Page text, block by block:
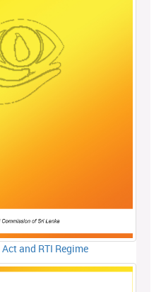
and RTI Regime